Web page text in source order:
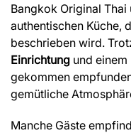
Bangkok Original
authentischen Küche,
beschrieben wird.
Einrichtung und
gekommen
gemütliche
Manche Gäste